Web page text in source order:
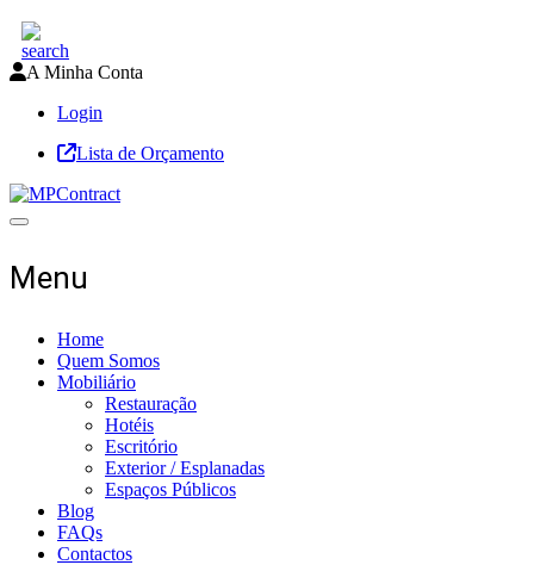
A Minha Conta
Login
Lista de Orçamento
Toggle navigation
Menu
Home
Quem Somos
Mobiliário
Restauração
Hotéis
Escritório
Exterior / Esplanadas
Espaços Públicos
Blog
FAQs
Contactos